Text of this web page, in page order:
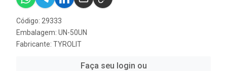
Código: 29333
Embalagem: UN-50UN
Fabricante: TYROLIT
Faça seu login ou